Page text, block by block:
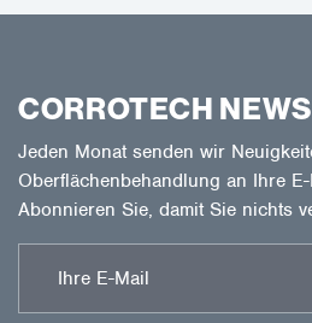
CORROTECH NEWS
Jeden Monat senden wir
Oberflächenbehandlung an Ihre
Abonnieren Sie, damit Sie nichts